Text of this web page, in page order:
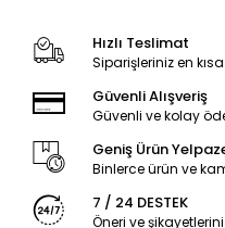
Hızlı Teslimat
Siparişleriniz en
Güvenli Alışveriş
Güvenli ve kolay
Geniş Ürün
Binlerce ürün ve
7 / 24 DESTEK
Öneri ve